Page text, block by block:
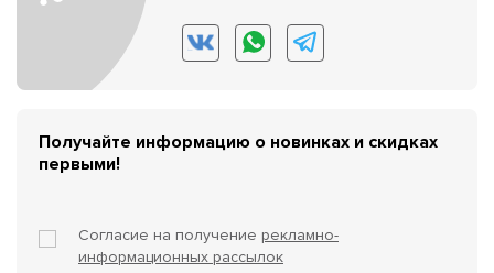
Получайте информацию о новинках и скидках
первыми!
Согласие на получение рекламно-
информационных рассылок